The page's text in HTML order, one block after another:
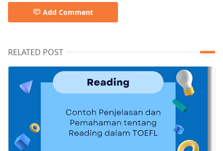
Add Comment
RELATED POST